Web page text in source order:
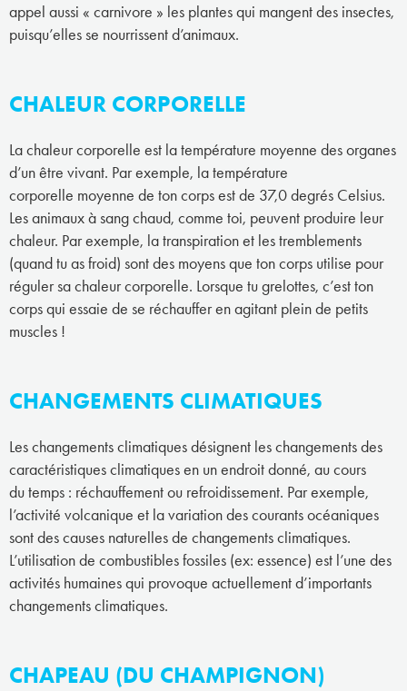
appel aussi « carnivore » les plantes qui mangent des insectes,
puisqu’elles se nourrissent d’animaux.
CHALEUR CORPORELLE
La chaleur corporelle est la température moyenne des organes
d’un être vivant. Par exemple, la température
corporelle moyenne de ton corps est de 37,0 degrés Celsius.
Les animaux à sang chaud, comme toi, peuvent produire leur
chaleur. Par exemple, la transpiration et les tremblements
(quand tu as froid) sont des moyens que ton corps utilise pour
réguler sa chaleur corporelle. Lorsque tu grelottes, c’est ton
corps qui essaie de se réchauffer en agitant plein de petits
muscles !
CHANGEMENTS CLIMATIQUES
Les changements climatiques désignent les changements des
caractéristiques climatiques en un endroit donné, au cours
du temps : réchauffement ou refroidissement. Par exemple,
l’activité volcanique et la variation des courants océaniques
sont des causes naturelles de changements climatiques.
L’utilisation de combustibles fossiles (ex: essence) est l’une des
activités humaines qui provoque actuellement d’importants
changements climatiques.
CHAPEAU (DU CHAMPIGNON)